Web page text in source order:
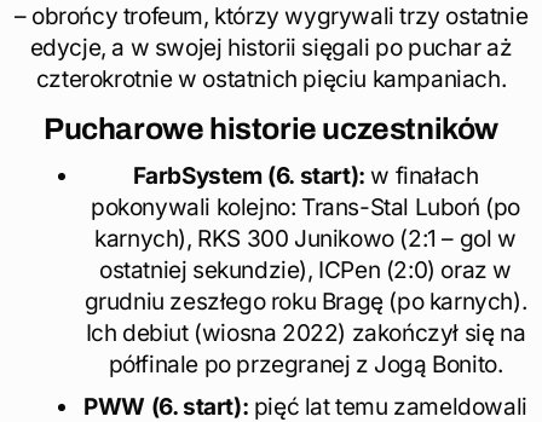
– obrońcy trofeum, którzy wygrywali trzy ostatnie
edycje, a w swojej historii sięgali po puchar aż
czterokrotnie w ostatnich pięciu kampaniach.
Pucharowe historie uczestników
FarbSystem (6. start): w finałach
pokonywali kolejno: Trans-Stal Luboń (po
karnych), RKS 300 Junikowo (2:1 – gol w
ostatniej sekundzie), ICPen (2:0) oraz w
grudniu zeszłego roku Bragę (po karnych).
Ich debiut (wiosna 2022) zakończył się na
półfinale po przegranej z Jogą Bonito.
PWW (6. start): pięć lat temu zameldowali